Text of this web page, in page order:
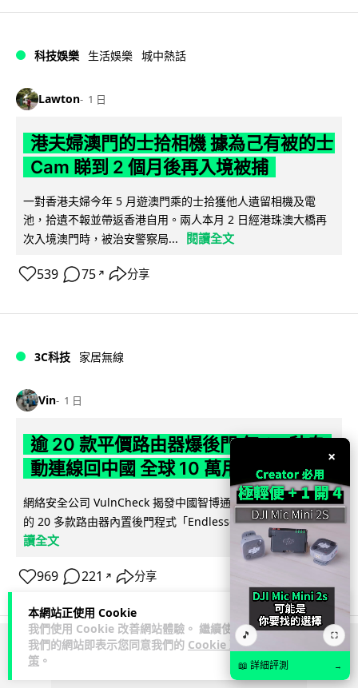
本網站正使用 Cookie
我們使用 Cookie 改善網站體驗。 繼續使用
我們的網站即表示您同意我們的 Cookie 政
策 。
科技娛樂 生活娛樂 城中熱話
Lawton 1 日
港夫婦澳門的士拾相機 據為己有被的士
Cam 睇到 2 個月後再入境被捕
一對香港夫婦今年 5 月遊澳門乘的士拾獲他人遺留相機及電
池，拾遺不報並帶返香港自用。兩人本月 2 日經港珠澳大橋再
次入境澳門時，被治安警察局...
閱讀全文
539 75 ↗ 分享
3C科技 家居無線
Vin 1 日
逾 20 款平價路由器爆後門 每 35 秒自
動連線回中國 全球 10 萬用家私隱堪憂
網絡安全公司 VulnCheck 揭發中國智博通電子（Zbtlink）生產
的 20 多款路由器內置後門程式「Endlessdoors」（無盡... 閱
讀全文
969 221 ↗ 分享
ADVERTISEMENT
×
🎵 ⛶
📖 詳細評測 →